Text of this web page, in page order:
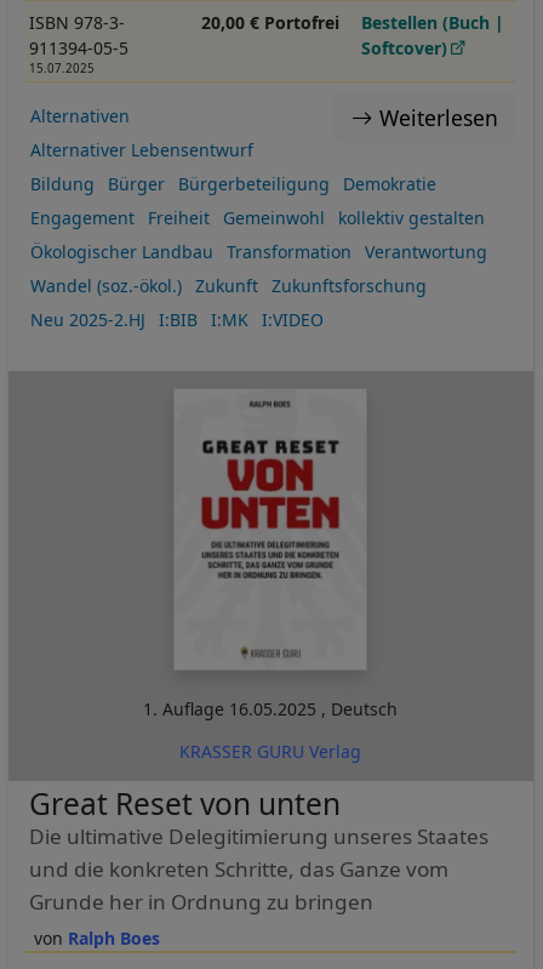
ISBN 978-3-
911394-05-5
15.07.2025
20,00 € Portofrei
Bestellen (Buch |
Softcover)
Weiterlesen
Alternativen
Alternativer Lebensentwurf
Bildung
Bürger Bürgerbeteiligung
Demokratie
Engagement
Freiheit Gemeinwohl
kollektiv gestalten
Ökologischer Landbau
Transformation
Verantwortung
Wandel (soz.-ökol.)
Zukunft
Zukunftsforschung
Neu 2025-2.HJ
I:BIB I:MK I:VIDEO
1. Auflage 16.05.2025 , Deutsch
KRASSER GURU Verlag
Ralph Boes
Great Reset von unten
Die ultimative Delegitimierung unseres Staates
und die konkreten Schritte, das Ganze vom
Grunde her in Ordnung zu bringen